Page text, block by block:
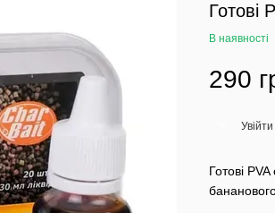
Готові
В наявності
290
Увійти
Готові